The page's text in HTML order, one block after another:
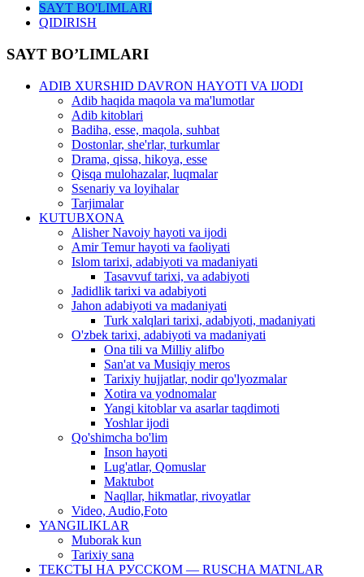
SAYT BO'LIMLARI
QIDIRISH
SAYT BO’LIMLARI
ADIB XURSHID DAVRON HAYOTI VA IJODI
Adib haqida maqola va ma'lumotlar
Adib kitoblari
Badiha, esse, maqola, suhbat
Dostonlar, she'rlar, turkumlar
Drama, qissa, hikoya, esse
Qisqa mulohazalar, luqmalar
Ssenariy va loyihalar
Tarjimalar
KUTUBXONA
Alisher Navoiy hayoti va ijodi
Amir Temur hayoti va faoliyati
Islom tarixi, adabiyoti va madaniyati
Tasavvuf tarixi, va adabiyoti
Jadidlik tarixi va adabiyoti
Jahon adabiyoti va madaniyati
Turk xalqlari tarixi, adabiyoti, madaniyati
O'zbek tarixi, adabiyoti va madaniyati
Ona tili va Milliy alifbo
San'at va Musiqiy meros
Tarixiy hujjatlar, nodir qo'lyozmalar
Xotira va yodnomalar
Yangi kitoblar va asarlar taqdimoti
Yoshlar ijodi
Qo'shimcha bo'lim
Inson hayoti
Lug'atlar, Qomuslar
Maktubot
Naqllar, hikmatlar, rivoyatlar
Video, Audio,Foto
YANGILIKLAR
Muborak kun
Tarixiy sana
ТЕКСТЫ НА РУССКОМ — RUSCHA MATNLAR